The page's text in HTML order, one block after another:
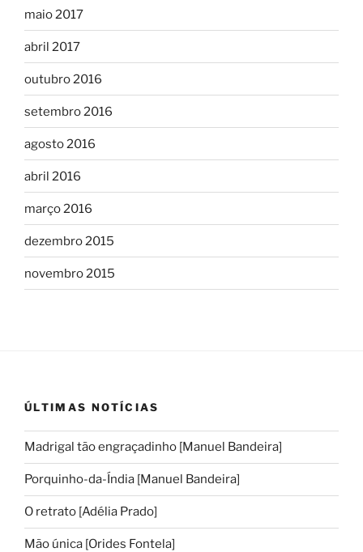
maio 2017
abril 2017
outubro 2016
setembro 2016
agosto 2016
abril 2016
março 2016
dezembro 2015
novembro 2015
ÚLTIMAS NOTÍCIAS
Madrigal tão engraçadinho [Manuel Bandeira]
Porquinho-da-Índia [Manuel Bandeira]
O retrato [Adélia Prado]
Mão única [Orides Fontela]